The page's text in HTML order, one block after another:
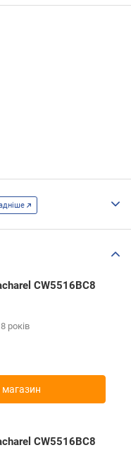
CW5516BC8
років
магазин
CW5516BC8